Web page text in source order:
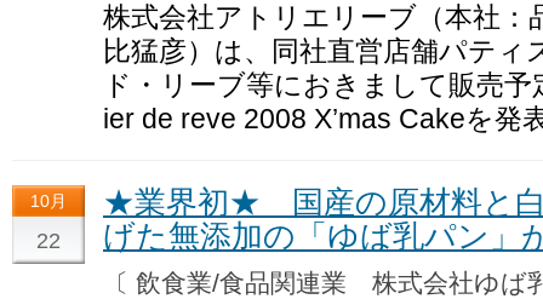
株式会社アトリエリーブ（本社
比猛彦）は、同社直営店舗パテ
ド・リーブ等におきまして販売
ier de reve 2008 X’mas Cakeを発
10月
22
★業界初★ 国産の原材料と白
げた無添加の「ゆば乳パン」
〔 飲食業/食品関連業 株式会社ゆ